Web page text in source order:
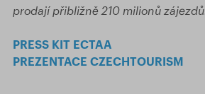
prodají přibližně 210 milionů
PRESS KIT ECTAA
PREZENTACE CZECHTOURISM